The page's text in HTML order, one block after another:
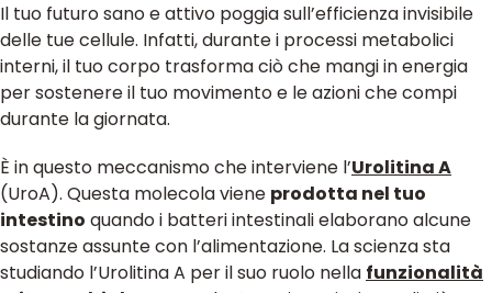
Il tuo futuro sano e attivo poggia sull’efficienza invisibile
delle tue cellule. Infatti, durante i processi metabolici
interni, il tuo corpo trasforma ciò che mangi in energia
per sostenere il tuo movimento e le azioni che compi
durante la giornata.
È in questo meccanismo che interviene l’Urolitina A
(UroA). Questa molecola viene prodotta nel tuo
intestino quando i batteri intestinali elaborano alcune
sostanze assunte con l’alimentazione. La scienza sta
studiando l’Urolitina A per il suo ruolo nella funzionalità